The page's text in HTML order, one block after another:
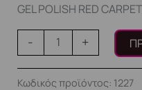
GEL POLISH RED
- +
Κωδικός προϊόντος: 1227